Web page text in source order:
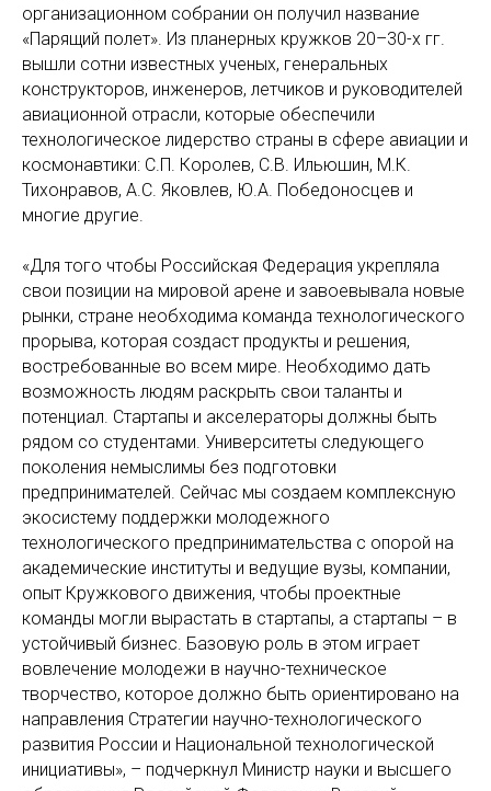
организационном собрании он получил название
«Парящий полет». Из планерных кружков 20–30-х гг.
вышли сотни известных ученых, генеральных
конструкторов, инженеров, летчиков и руководителей
авиационной отрасли, которые обеспечили
технологическое лидерство страны в сфере авиации и
космонавтики: С.П. Королев, С.В. Ильюшин, М.К.
Тихонравов, А.С. Яковлев, Ю.А. Победоносцев и
многие другие.
«Для того чтобы Российская Федерация укрепляла
свои позиции на мировой арене и завоевывала новые
рынки, стране необходима команда технологического
прорыва, которая создаст продукты и решения,
востребованные во всем мире. Необходимо дать
возможность людям раскрыть свои таланты и
потенциал. Стартапы и акселераторы должны быть
рядом со студентами. Университеты следующего
поколения немыслимы без подготовки
предпринимателей. Сейчас мы создаем комплексную
экосистему поддержки молодежного
технологического предпринимательства с опорой на
академические институты и ведущие вузы, компании,
опыт Кружкового движения, чтобы проектные
команды могли вырастать в стартапы, а стартапы – в
устойчивый бизнес. Базовую роль в этом играет
вовлечение молодежи в научно-техническое
творчество, которое должно быть ориентировано на
направления Стратегии научно-технологического
развития России и Национальной технологической
инициативы», – подчеркнул Министр науки и высшего